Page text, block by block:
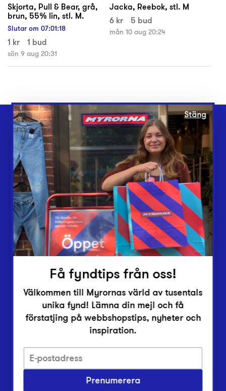
Skjorta, Pull & Bear, grå,
brun, 55% lin, stl. M.
Slutar om 07:01:17
1 kr 1 bud
sön 9 aug 20:31
Jacka, Reebok, stl. M
6 kr
5 bud
mån 10 aug 20:24
Webbshop
Butiker
Lämna in
Vårt överskott
Inlämningsplatser
Om Myrorna
Lediga jobb
Pressrum
Integritetsskyddspolicy
Har du frågor om onlineköp, leverans eller retur?
Stäng
Få fyndtips från oss!
Välkommen till Myrornas värld av tusentals
unika fynd! Lämna din mejl och få
förstatjing på webbshopstips, nyheter och
inspiration.
Prenumerera